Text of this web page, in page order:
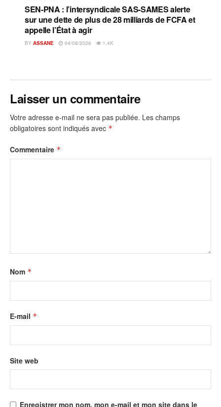
SEN-PNA : l’intersyndicale SAS-SAMES alerte
sur une dette de plus de 28 milliards de FCFA et
appelle l’État à agir
BY ASSANE 04/08/2026 1.4K
Laisser un commentaire
Votre adresse e-mail ne sera pas publiée. Les champs
obligatoires sont indiqués avec *
Commentaire *
Nom *
E-mail *
Site web
Enregistrer mon nom, mon e-mail et mon site dans le